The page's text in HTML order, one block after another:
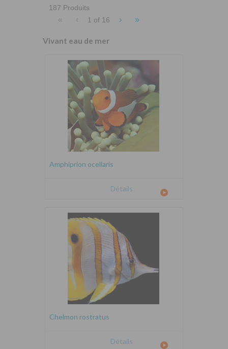
187 Produits
« ‹ 1 of 16 › »
Vivant eau de mer
Amphiprion ocellaris
Détails
Chelmon rostratus
Détails